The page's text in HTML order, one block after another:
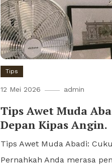
Tips
12 Mei 2026 admin
Tips Awet Muda
Depan Kipas Angin.
Tips Awet Muda Abadi:
Pernahkah Anda merasa